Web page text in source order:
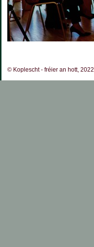
© Koplescht - fréier an hott, 2022